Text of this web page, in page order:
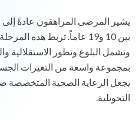
يشير المرضى المراهقون عادةً إلى
بين 10 و19 عاماً. تربط هذه
وتشمل البلوغ وتطور الاستقلالية
بمجموعة واسعة من التغيرات
يجعل الرعاية الصحية المتخصصة
التحويلية.